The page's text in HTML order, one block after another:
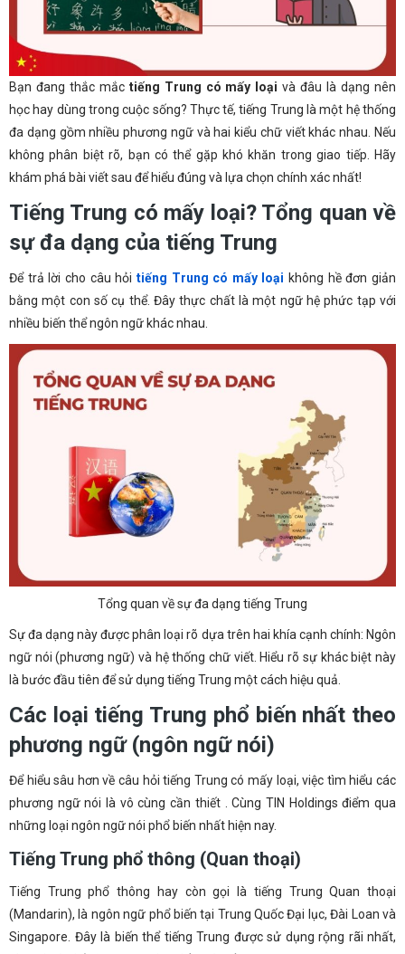
Bạn đang thắc mắctiếng Trung có mấy loại và đâu là dạng nên
học hay dùng trong cuộc sống? Thực tế, tiếng Trung là một hệ thống
đa dạng gồm nhiều phương ngữ và hai kiểu chữ viết khác nhau. Nếu
không phân biệt rõ, bạn có thể gặp khó khăn trong giao tiếp. Hãy
khám phá bài viết sau để hiểu đúng và lựa chọn chính xác nhất!
Tiếng Trung có mấy loại? Tổng quan về
sự đa dạng của tiếng Trung
Để trả lời cho câu hỏi tiếng Trung có mấy loại không hề đơn giản
bằng một con số cụ thể. Đây thực chất là một ngữ hệ phức tạp với
nhiều biến thể ngôn ngữ khác nhau.
Tổng quan về sự đa dạng tiếng Trung
Sự đa dạng này được phân loại rõ dựa trên hai khía cạnh chính: Ngôn
ngữ nói (phương ngữ) và hệ thống chữ viết. Hiểu rõ sự khác biệt này
là bước đầu tiên để sử dụng tiếng Trung một cách hiệu quả.
Các loại tiếng Trung phổ biến nhất theo
phương ngữ (ngôn ngữ nói)
Để hiểu sâu hơn về câu hỏi tiếng Trung có mấy loại, việc tìm hiểu các
phương ngữ nói là vô cùng cần thiết . Cùng TIN Holdings điểm qua
những loại ngôn ngữ nói phổ biến nhất hiện nay.
Tiếng Trung phổ thông (Quan thoại)
Tiếng Trung phổ thông hay còn gọi là tiếng Trung Quan thoại
(Mandarin), là ngôn ngữ phổ biến tại Trung Quốc Đại lục, Đài Loan và
Singapore. Đây là biến thể tiếng Trung được sử dụng rộng rãi nhất,